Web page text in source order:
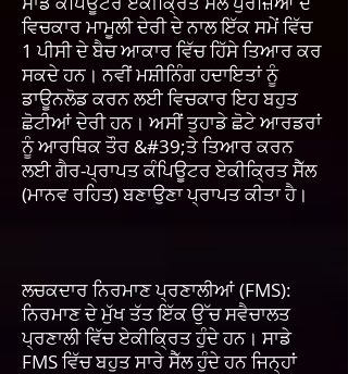
ਵਿਚਕਾਰ ਮਾਮੂਲੀ ਦੇਰੀ ਦੇ ਨਾਲ ਇੱਕ ਸਮੇਂ ਵਿੱਚ
1 ਪੀਸੀ ਦੇ ਬੈਚ ਆਕਾਰ ਵਿੱਚ ਹਿੱਸੇ ਤਿਆਰ ਕਰ
ਸਕਦੇ ਹਨ। ਨਵੀਂ ਮਸ਼ੀਨਿੰਗ ਹਦਾਇਤਾਂ ਨੂੰ
ਡਾਊਨਲੋਡ ਕਰਨ ਲਈ ਵਿਚਕਾਰ ਇਹ ਬਹੁਤ
ਛੋਟੀਆਂ ਦੇਰੀ ਹਨ। ਅਸੀਂ ਤੁਹਾਡੇ ਛੋਟੇ ਆਰਡਰਾਂ
ਨੂੰ ਆਰਥਿਕ ਤੌਰ &#39;ਤੇ ਤਿਆਰ ਕਰਨ
ਲਈ ਗੈਰ-ਪ੍ਰਾਪਤ ਕੰਪਿਊਟਰ ਏਕੀਕ੍ਰਿਤ ਸੈੱਲ
(ਮਾਨਵ ਰਹਿਤ) ਬਣਾਉਣਾ ਪ੍ਰਾਪਤ ਕੀਤਾ ਹੈ।
ਲਚਕਦਾਰ ਨਿਰਮਾਣ ਪ੍ਰਣਾਲੀਆਂ (FMS):
ਨਿਰਮਾਣ ਦੇ ਮੁੱਖ ਤੱਤ ਇੱਕ ਉੱਚ ਸਵੈਚਾਲਤ
ਪ੍ਰਣਾਲੀ ਵਿੱਚ ਏਕੀਕ੍ਰਿਤ ਹੁੰਦੇ ਹਨ। ਸਾਡੇ
FMS ਵਿੱਚ ਬਹੁਤ ਸਾਰੇ ਸੈੱਲ ਹੁੰਦੇ ਹਨ ਜਿਨ੍ਹਾਂ